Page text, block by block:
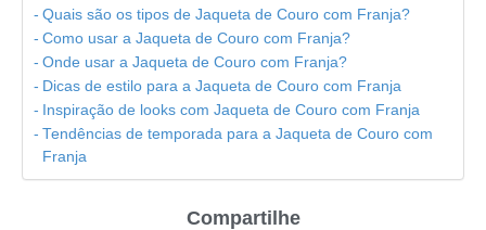
Quais são os tipos de Jaqueta de Couro com Franja?
Como usar a Jaqueta de Couro com Franja?
Onde usar a Jaqueta de Couro com Franja?
Dicas de estilo para a Jaqueta de Couro com Franja
Inspiração de looks com Jaqueta de Couro com Franja
Tendências de temporada para a Jaqueta de Couro com
Franja
Compartilhe